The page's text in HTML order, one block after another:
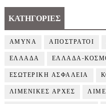
ΚΑΤΗΓΟΡΙΕΣ
ΑΜΥΝΑ ΑΠΟΣΤΡΑΤΟΙ
ΕΛΛΑΔΑ ΕΛΛΑΔΑ-
ΕΣΩΤΕΡΙΚΗ ΑΣΦΑΛΕΙΑ
ΛΙΜΕΝΙΚΕΣ ΑΡΧΕΣ